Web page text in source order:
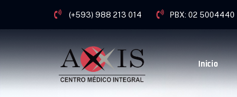
(+593) 988 213 014 PBX: 02 5004440
Inicio